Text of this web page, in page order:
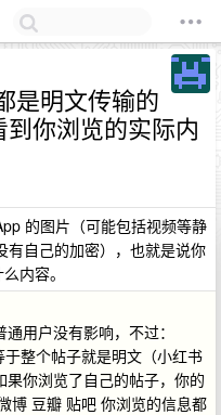
是明文传输的
你浏览的实际内
的图片（可能包括视频等静
有自己的加密），也就是说你
内容。
用户没有影响，不过：
整个帖子就是明文（小红书
你浏览了自己的帖子，你的
博 豆瓣 贴吧 你浏览的信息都